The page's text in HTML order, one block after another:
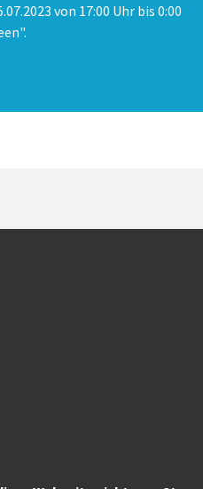
von 17:00 Uhr bis 0:00